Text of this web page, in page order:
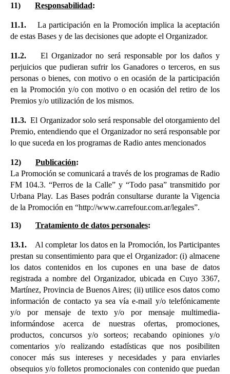
11) Responsabilidad:
11.1. La participación en la Promoción implica la aceptación
de estas Bases y de las decisiones que adopte el Organizador.
11.2. El Organizador no será responsable por los daños y
perjuicios que pudieran sufrir los Ganadores o terceros, en sus
personas o bienes, con motivo o en ocasión de la participación
en la Promoción y/o con motivo o en ocasión del retiro de los
Premios y/o utilización de los mismos.
11.3. El Organizador solo será responsable del otorgamiento del
Premio, entendiendo que el Organizador no será responsable por
lo que suceda en los programas de Radio antes mencionados
12) Publicación:
La Promoción se comunicará a través de los programas de Radio
FM 104.3. “Perros de la Calle” y “Todo pasa” transmitido por
Urbana Play. Las Bases podrán consultarse durante la Vigencia
de la Promoción en “http://www.carrefour.com.ar/legales”.
13) Tratamiento de datos personales:
13.1. Al completar los datos en la Promoción, los Participantes
prestan su consentimiento para que el Organizador: (i) almacene
los datos contenidos en los cupones en una base de datos
registrada a nombre del Organizador, ubicada en Cuyo 3367,
Martínez, Provincia de Buenos Aires; (ii) utilice esos datos como
información de contacto ya sea vía e-mail y/o telefónicamente
y/o por mensaje de texto y/o por mensaje multimedia-
informándose acerca de nuestras ofertas, promociones,
productos, concursos y/o sorteos; recabando opiniones y/o
comentarios y/o realizando estadísticas que nos posibiliten
conocer más sus intereses y necesidades y para enviarles
obsequios y/o folletos promocionales con contenido que puedan